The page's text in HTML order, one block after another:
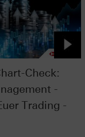
Check:
-
Trading -